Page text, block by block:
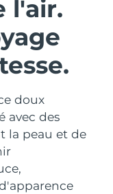
l'air.
doux
avec des
la peau et de